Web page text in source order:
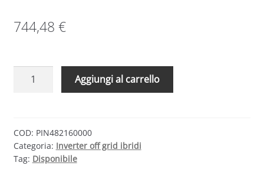
744,48 €
VICTRON
48/1600
–
INVERTER
Aggiungi al carrello
COD: PIN482160000
Categoria: Inverter off grid ibridi
Tag: Disponibile